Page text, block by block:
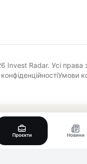
Invest Radar. Усі права
Умови
Проєкти Новини